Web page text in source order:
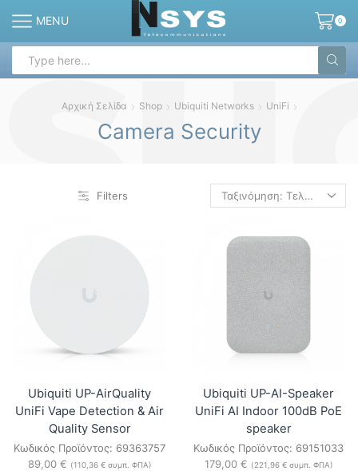
MENU 0
input
Αρχική Σελίδα Shop Ubiquiti Networks UniFi
Camera Security
Filters
Ubiquiti UP-AirQuality
UniFi Vape Detection & Air
Quality Sensor
Κωδικός Προϊόντος: 69363757
89,00 € (110,36 €συμπ. ΦΠΑ)
Ubiquiti UP-AI-Speaker
UniFi AI Indoor 100dB PoE
speaker
Κωδικός Προϊόντος: 69151033
179,00 € (221,96 €συμπ. ΦΠΑ)